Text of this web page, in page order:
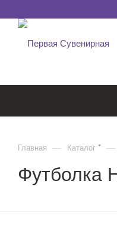
Главная — Каталог —
Футболка